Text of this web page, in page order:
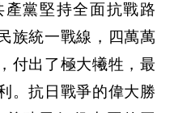
黨堅持全面抗戰路
族統一戰線，四萬萬
付出了極大犧牲，最
。抗日戰爭的偉大勝